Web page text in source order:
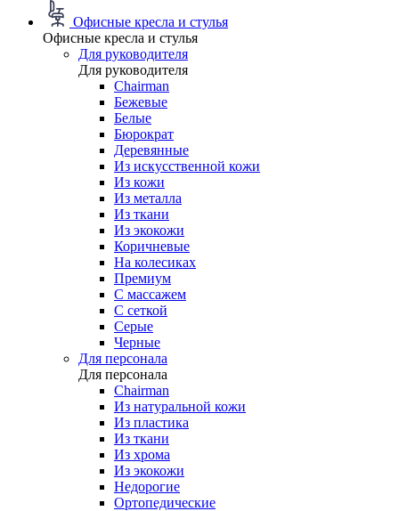
Офисные кресла и стулья
Офисные кресла и стулья
Для руководителя
Для руководителя
Chairman
Бежевые
Белые
Бюрократ
Деревянные
Из искусственной кожи
Из кожи
Из металла
Из ткани
Из экокожи
Коричневые
На колесиках
Премиум
С массажем
С сеткой
Серые
Черные
Для персонала
Для персонала
Chairman
Из натуральной кожи
Из пластика
Из ткани
Из хрома
Из экокожи
Недорогие
Ортопедические